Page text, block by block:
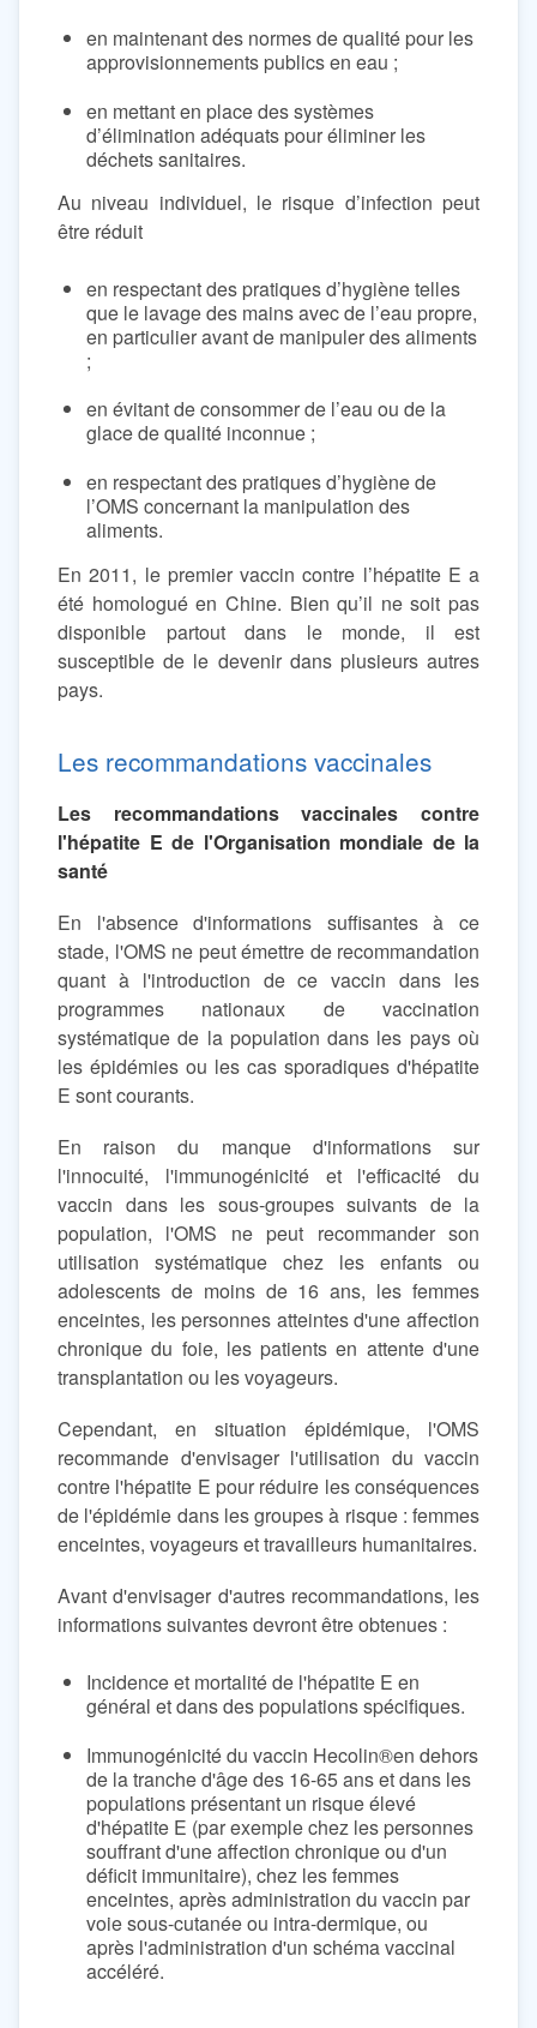
en maintenant des normes de qualité pour les
approvisionnements publics en eau ;
en mettant en place des systèmes
d’élimination adéquats pour éliminer les
déchets sanitaires.
Au niveau individuel, le risque d’infection peut
être réduit
en respectant des pratiques d’hygiène telles
que le lavage des mains avec de l’eau propre,
en particulier avant de manipuler des aliments
;
en évitant de consommer de l’eau ou de la
glace de qualité inconnue ;
en respectant des pratiques d’hygiène de
l’OMS concernant la manipulation des
aliments.
En 2011, le premier vaccin contre l’hépatite E a
été homologué en Chine. Bien qu’il ne soit pas
disponible partout dans le monde, il est
susceptible de le devenir dans plusieurs autres
pays.
Les recommandations vaccinales
Les recommandations vaccinales contre
l'hépatite E de l'Organisation mondiale de la
santé
En l'absence d'informations suffisantes à ce
stade, l'OMS ne peut émettre de recommandation
quant à l'introduction de ce vaccin dans les
programmes nationaux de vaccination
systématique de la population dans les pays où
les épidémies ou les cas sporadiques d'hépatite
E sont courants.
En raison du manque d'informations sur
l'innocuité, l'immunogénicité et l'efficacité du
vaccin dans les sous-groupes suivants de la
population, l'OMS ne peut recommander son
utilisation systématique chez les enfants ou
adolescents de moins de 16 ans, les femmes
enceintes, les personnes atteintes d'une affection
chronique du foie, les patients en attente d'une
transplantation ou les voyageurs.
Cependant, en situation épidémique, l'OMS
recommande d'envisager l'utilisation du vaccin
contre l'hépatite E pour réduire les conséquences
de l'épidémie dans les groupes à risque : femmes
enceintes, voyageurs et travailleurs humanitaires.
Avant d'envisager d'autres recommandations, les
informations suivantes devront être obtenues :
Incidence et mortalité de l'hépatite E en
général et dans des populations spécifiques.
Immunogénicité du vaccin Hecolin®en dehors
de la tranche d'âge des 16-65 ans et dans les
populations présentant un risque élevé
d'hépatite E (par exemple chez les personnes
souffrant d'une affection chronique ou d'un
déficit immunitaire), chez les femmes
enceintes, après administration du vaccin par
voie sous-cutanée ou intra-dermique, ou
après l'administration d'un schéma vaccinal
accéléré.